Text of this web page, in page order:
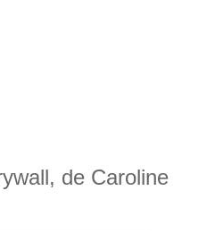
de Caroline